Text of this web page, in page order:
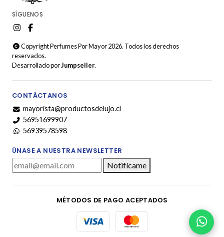
SÍGUENOS
Copyright Perfumes Por Mayor 2026. Todos los derechos
reservados.
Desarrollado porJumpseller.
CONTÁCTANOS
mayorista@productosdelujo.cl
56951699907
56939578598
ÚNASE A NUESTRA NEWSLETTER
Notifícame
MÉTODOS DE PAGO ACEPTADOS